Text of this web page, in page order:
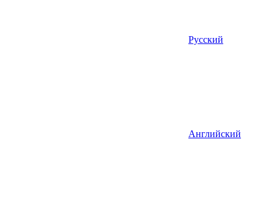
Русский
Английский